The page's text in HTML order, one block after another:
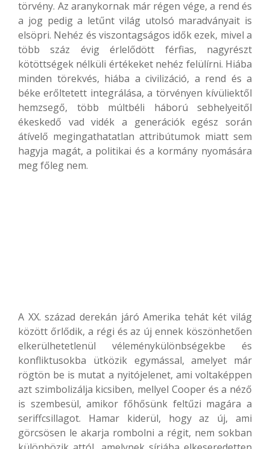
törvény. Az aranykornak már régen vége, a rend és
a jog pedig a letűnt világ utolsó maradványait is
elsöpri. Nehéz és viszontagságos idők ezek, mivel a
több száz évig érlelődött férfias, nagyrészt
kötöttségek nélküli értékeket nehéz felülírni. Hiába
minden törekvés, hiába a civilizáció, a rend és a
béke erőltetett integrálása, a törvényen kívüliektől
hemzsegő, több múltbéli háború sebhelyeitől
ékeskedő vad vidék a generációk egész során
átívelő megingathatatlan attribútumok miatt sem
hagyja magát, a politikai és a kormány nyomására
meg főleg nem.
A XX. század derekán járó Amerika tehát két világ
között őrlődik, a régi és az új ennek köszönhetően
elkerülhetetlenül véleménykülönbségekbe és
konfliktusokba ütközik egymással, amelyet már
rögtön be is mutat a nyitójelenet, ami voltaképpen
azt szimbolizálja kicsiben, mellyel Cooper és a néző
is szembesül, amikor főhősünk feltűzi magára a
seriffcsillagot. Hamar kiderül, hogy az új, ami
görcsösen le akarja rombolni a régit, nem sokban